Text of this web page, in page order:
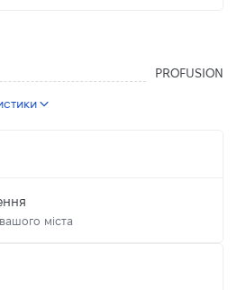
PROFUSION
міста